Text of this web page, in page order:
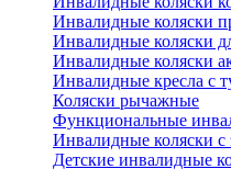
Инвалидные коляски
Инвалидные коляски
Инвалидные коляски
Инвалидные кресла с
Коляски рычажные
Функциональные
Инвалидные коляски с
Детские инвалидные